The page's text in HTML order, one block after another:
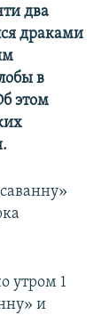
два
драками
в
этом
утром 1
и